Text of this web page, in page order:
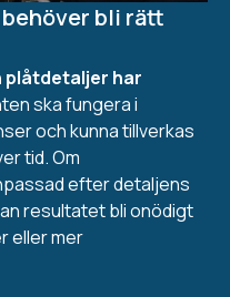
bli rätt
plåtdetaljer har
ska fungera i
och kunna tillverkas
tid. Om
efter detaljens
resultatet bli onödigt
eller mer